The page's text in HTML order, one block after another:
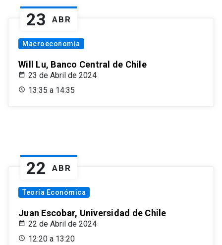
23 ABR
Macroeconomía
Will Lu, Banco Central de Chile
23 de Abril de 2024
13:35 a 14:35
22 ABR
Teoría Económica
Juan Escobar, Universidad de Chile
22 de Abril de 2024
12:20 a 13:20